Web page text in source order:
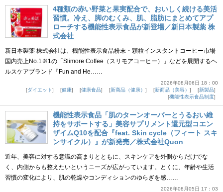
4種類の赤い野菜と果実配合で、おいしく続ける美活
習慣。冷え、脚のむくみ、肌、脂肪にまとめてアプ
ローチする機能性表示食品が新登場／新日本製薬 株
式会社
新日本製薬 株式会社は、機能性表示食品粉末・顆粒インスタントコーヒー市場
国内売上No.1※1の「Slimore Coffee（スリモアコーヒー）」などを展開するヘ
ルスケアブランド『Fun and He……
2026年08月06日 18：00
ダイエット
健康 健康食品 新商品（健康） 新商品（美容）
新製品
機能性表示食品制度
機能性表示食品「肌のターンオーバーとうるおい維
持をサポートする」美容サプリメント還元型コエン
ザイムQ10を配合『feat. Skin cycle（フィート スキ
ンサイクル）』が新発売／株式会社Quon
近年、美容に対する意識の高まりとともに、スキンケアを外側からだけでな
く、内側からも整えたいというニーズが広がっています。とくに、年齢や生活
習慣の変化により、肌の乾燥やコンディションのゆらぎを感……
2026年08月05日 17：03